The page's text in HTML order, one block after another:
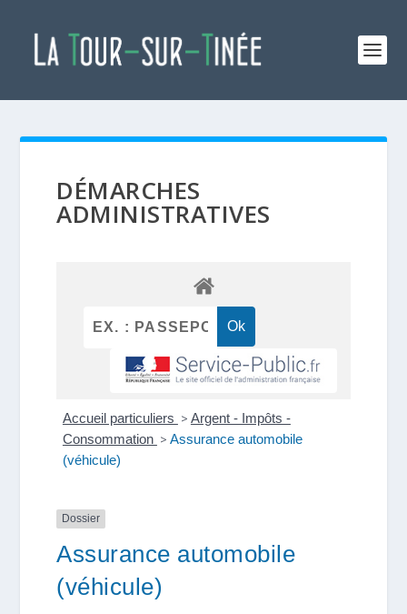
DÉMARCHES
ADMINISTRATIVES
Accueil particuliers > Argent - Impôts -
Consommation > Assurance automobile
(véhicule)
Dossier
Assurance automobile
(véhicule)